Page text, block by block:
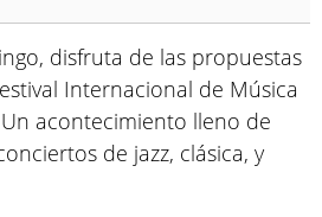
disfruta de las propuestas
Internacional de Música
acontecimiento lleno de
de jazz, clásica, y